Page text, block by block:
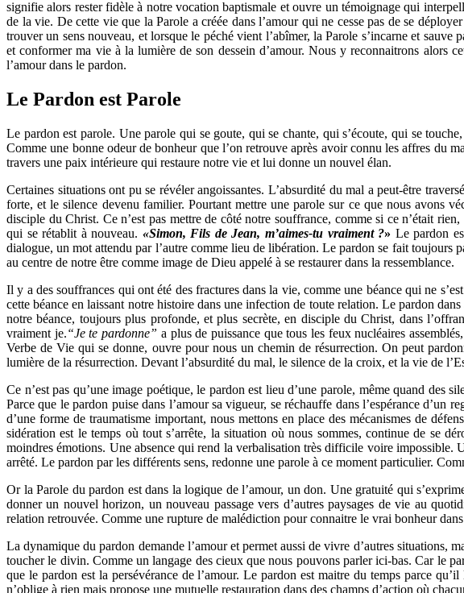
signifie alors rester fidèle à notre vocation baptismale et ouvre un témoignage qui
de la vie. De cette vie que la Parole a créée dans l’amour qui ne cesse pas de se
trouver un sens nouveau, et lorsque le péché vient l’abîmer, la Parole s’incarne et
et conformer ma vie à la lumière de son dessein d’amour. Nous y reconnaitrons
l’amour dans le pardon.
Le Pardon est Parole
Le pardon est parole. Une parole qui se goute, qui se chante, qui s’écoute, qui se
Comme une bonne odeur de bonheur que l’on retrouve après avoir connu les affres du
travers une paix intérieure qui restaure notre vie et lui donne un nouvel élan.
Certaines situations ont pu se révéler angoissantes. L’absurdité du mal a peut-être
forte, et le silence devenu familier. Pourtant mettre une parole sur ce que nous avons
disciple du Christ. Ce n’est pas mettre de côté notre souffrance, comme si ce n’était
qui se rétablit à nouveau. «Simon, Fils de Jean, m’aimes-tu vraiment ?» Le pardon
dialogue, un mot attendu par l’autre comme lieu de libération. Le pardon se fait toujours
au centre de notre être comme image de Dieu appelé à se restaurer dans la ressemblance.
Il y a des souffrances qui ont été des fractures dans la vie, comme une béance qui ne
cette béance en laissant notre histoire dans une infection de toute relation. Le pardon
notre béance, toujours plus profonde, et plus secrète, en disciple du Christ, dans
vraiment je.“Je te pardonne” a plus de puissance que tous les feux nucléaires
Verbe de Vie qui se donne, ouvre pour nous un chemin de résurrection. On peut
lumière de la résurrection. Devant l’absurdité du mal, le silence de la croix, et la vie de
Ce n’est pas qu’une image poétique, le pardon est lieu d’une parole, même quand des
Parce que le pardon puise dans l’amour sa vigueur, se réchauffe dans l’espérance
d’une forme de traumatisme important, nous mettons en place des mécanismes de
sidération est le temps où tout s’arrête, la situation où nous sommes, continue de se
moindres émotions. Une absence qui rend la verbalisation très difficile voire impossible.
arrêté. Le pardon par les différents sens, redonne une parole à ce moment particulier.
Or la Parole du pardon est dans la logique de l’amour, un don. Une gratuité qui
donner un nouvel horizon, un nouveau passage vers d’autres paysages de vie au
relation retrouvée. Comme une rupture de malédiction pour connaitre le vrai bonheur
La dynamique du pardon demande l’amour et permet aussi de vivre d’autres situations,
toucher le divin. Comme un langage des cieux que nous pouvons parler ici-bas. Car le
que le pardon est la persévérance de l’amour. Le pardon est maitre du temps parce
n’oblige à rien mais propose une mutuelle restauration dans des champs d’action où